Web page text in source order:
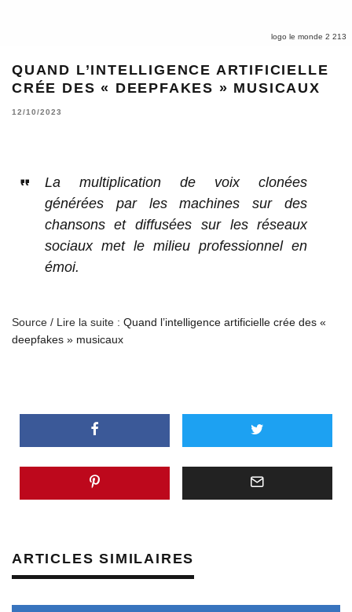
logo le monde 2 213
QUAND L’INTELLIGENCE ARTIFICIELLE
CRÉE DES « DEEPFAKES » MUSICAUX
12/10/2023
La multiplication de voix clonées
générées par les machines sur des
chansons et diffusées sur les réseaux
sociaux met le milieu professionnel en
émoi.
Source / Lire la suite : Quand l’intelligence artificielle crée des «
deepfakes » musicaux
ARTICLES SIMILAIRES